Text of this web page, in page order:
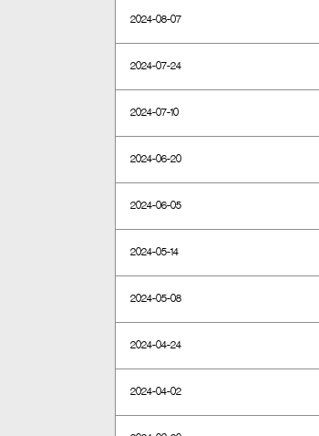
2024-08-07
2024-07-24
2024-07-10
2024-06-20
2024-06-05
2024-05-14
2024-05-08
2024-04-24
2024-04-02